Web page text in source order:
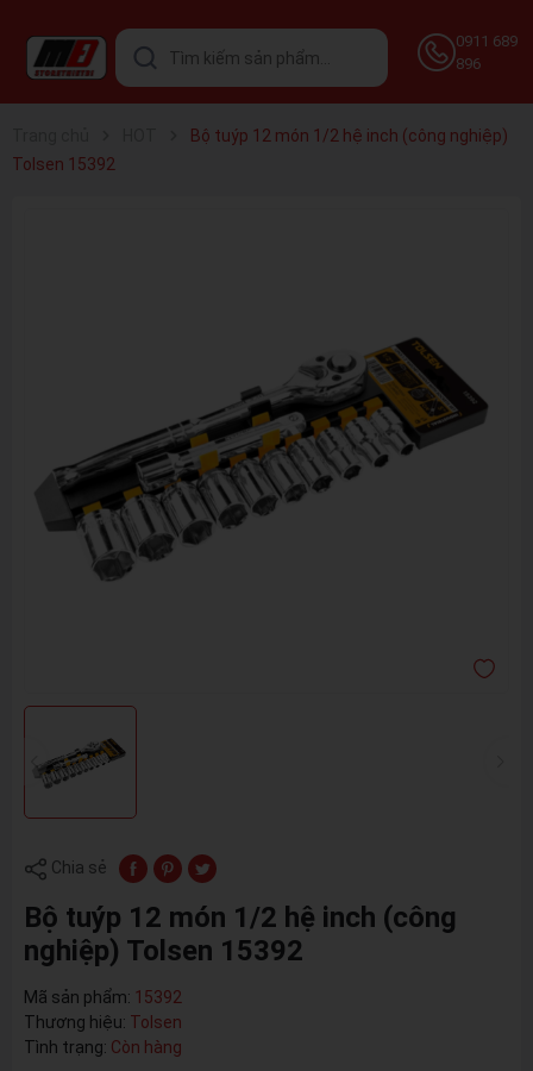
0911 689
896
Bộ tuýp 12 món 1/2 hệ inch (công nghiệp)
Tolsen 15392
Chia sẻ
Bộ tuýp 12 món 1/2 hệ inch (công
nghiệp) Tolsen 15392
Mã sản phẩm: 15392
Thương hiệu: Tolsen
Tình trạng: Còn hàng